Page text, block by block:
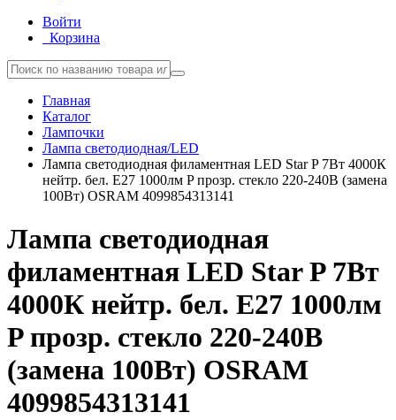
Войти
Корзина
Главная
Каталог
Лампочки
Лампа светодиодная/LED
Лампа светодиодная филаментная LED Star P 7Вт 4000К
нейтр. бел. E27 1000лм P прозр. стекло 220-240В (замена
100Вт) OSRAM 4099854313141
Лампа светодиодная
филаментная LED Star P 7Вт
4000К нейтр. бел. E27 1000лм
P прозр. стекло 220-240В
(замена 100Вт) OSRAM
4099854313141